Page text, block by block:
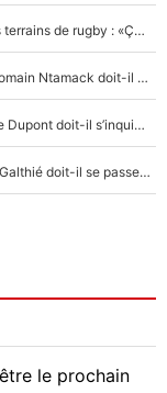
La raison d'être de Matthieu Jalibert en dehors des terrains de rugby : «Ça m'atteint autant que si tu touches à un membre de ma famille»
XV de France - Matthieu Jalibert a tout changé : Romain Ntamack doit-il s’inquiéter pour sa place à un an de la Coupe du monde ?
«Le XV de France est meilleur avec Lucu» : Antoine Dupont doit-il s’inquiéter pour sa place ?
Le XV de France a trouvé son remplaçant : Fabien Galthié doit-il se passer d'Antoine Dupont ?
le prochain